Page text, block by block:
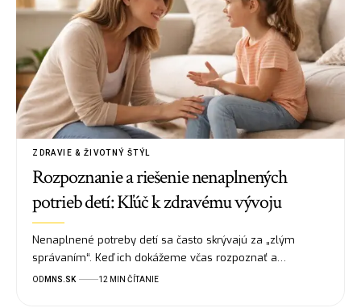
ZDRAVIE & ŽIVOTNÝ ŠTÝL
Rozpoznanie a riešenie nenaplnených
potrieb detí: Kľúč k zdravému vývoju
Nenaplnené potreby detí sa často skrývajú za „zlým
správaním“. Keď ich dokážeme včas rozpoznať a…
OD MNS.SK 12 MIN ČÍTANIE